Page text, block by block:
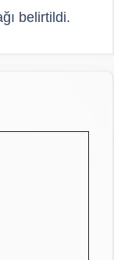
belirtildi.